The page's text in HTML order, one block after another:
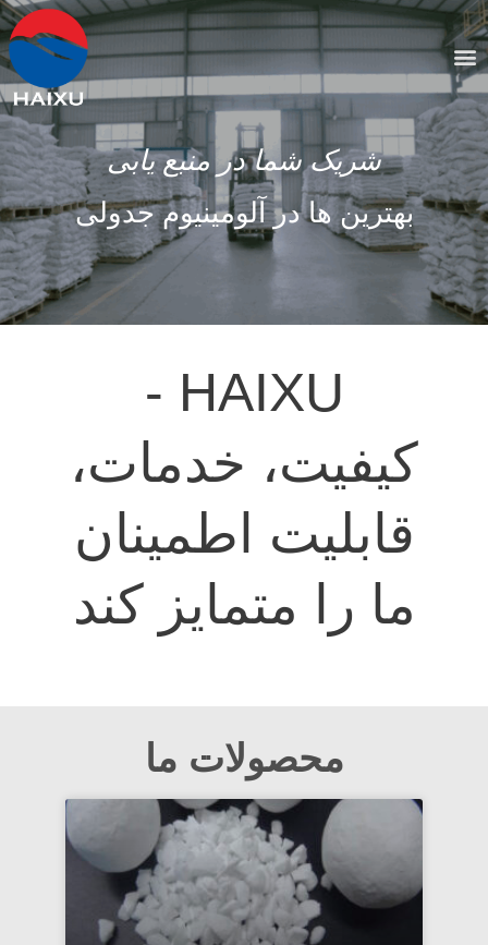
شریک شما در منبع یابی
بهترین ها در آلومینیوم جدولی
HAIXU -
کیفیت، خدمات،
قابلیت اطمینان
ما را متمایز کند
محصولات ما